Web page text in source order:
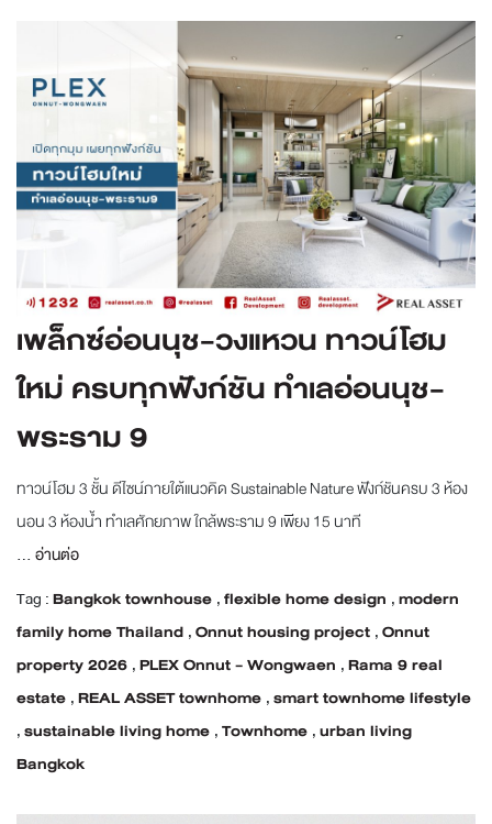
เพล็กซ์อ่อนนุช-วงแหวน ทาวน์โฮม
ใหม่ ครบทุกฟังก์ชัน ทำเลอ่อนนุช-
พระราม 9
ทาวน์โฮม 3 ชั้น ดีไซน์ภายใต้แนวคิด Sustainable Nature ฟังก์ชันครบ 3 ห้อง
นอน 3 ห้องน้ำ ทำเลศักยภาพ ใกล้พระราม 9 เพียง 15 นาที
... อ่านต่อ
Tag :Bangkok townhouse ,flexible home design ,modern
family home Thailand ,Onnut housing project ,Onnut
property 2026 ,PLEX Onnut - Wongwaen ,Rama 9 real
estate ,REAL ASSET townhome ,smart townhome lifestyle
,sustainable living home ,Townhome ,urban living
Bangkok